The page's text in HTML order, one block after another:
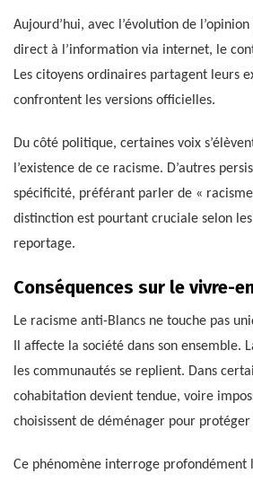
Aujourd’hui, avec l’évolution de
direct à l’information via internet, le
Les citoyens ordinaires partagent leurs
confrontent les versions officielles.
Du côté politique, certaines voix
l’existence de ce racisme. D’autres
spécificité, préférant parler de «
distinction est pourtant cruciale selon
reportage.
Conséquences sur le vivre-
Le racisme anti-Blancs ne touche pas
Il affecte la société dans son ensemble.
les communautés se replient. Dans
cohabitation devient tendue, voire
choisissent de déménager pour
Ce phénomène interroge profondément